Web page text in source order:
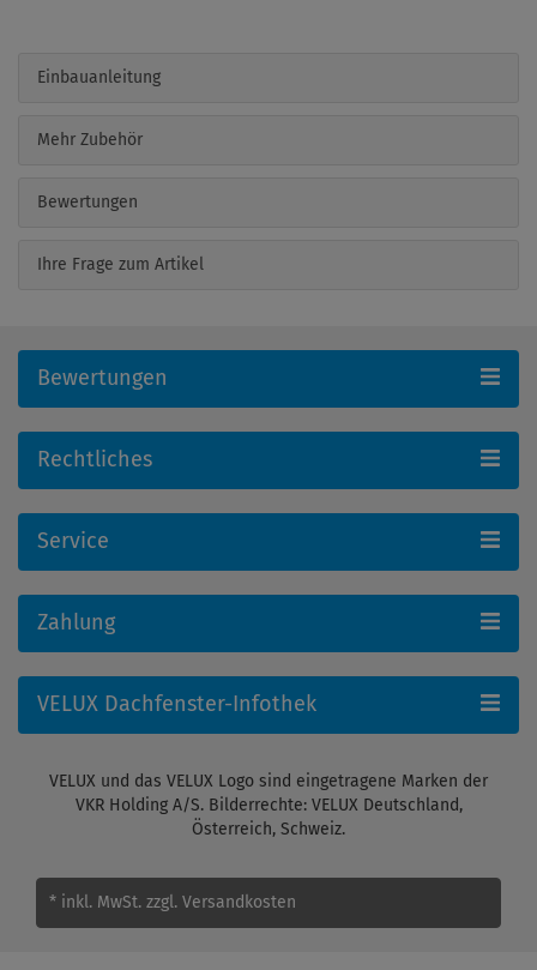
Einbauanleitung
Mehr Zubehör
Bewertungen
Ihre Frage zum Artikel
Bewertungen
Rechtliches
Service
Zahlung
VELUX Dachfenster-Infothek
VELUX und das VELUX Logo sind eingetragene Marken der
VKR Holding A/S. Bilderrechte: VELUX Deutschland,
Österreich, Schweiz.
* inkl. MwSt. zzgl. Versandkosten